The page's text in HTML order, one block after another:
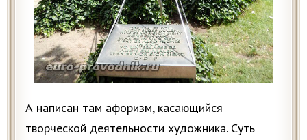
А написан там афоризм, касающийся
творческой деятельности художника. Суть